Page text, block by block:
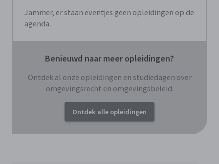
Jammer, er staan eventjes geen opleidingen op de
agenda.
Benieuwd naar meer opleidingen?
Ontdek al onze opleidingen en studiedagen over
omgevingsrecht en omgevingsbeleid.
Ontdek alle opleidingen